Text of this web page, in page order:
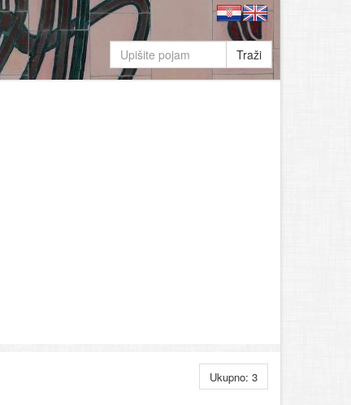
Traži
Ukupno: 3